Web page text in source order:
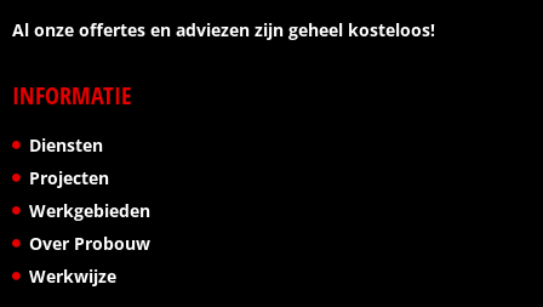
Al onze offertes en adviezen zijn geheel kosteloos!
INFORMATIE
Diensten
Projecten
Werkgebieden
Over Probouw
Werkwijze